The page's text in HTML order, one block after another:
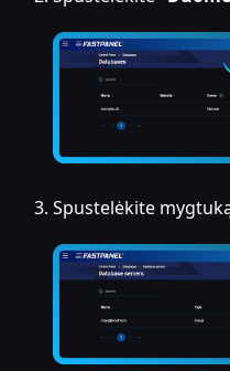
Spustelėkite